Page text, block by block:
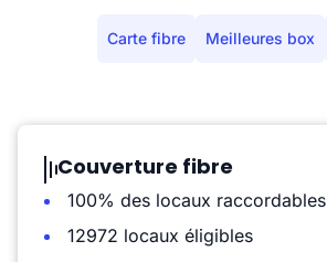
Carte fibre Meilleures box
Couverture fibre
100% des locaux raccordables
12972 locaux éligibles